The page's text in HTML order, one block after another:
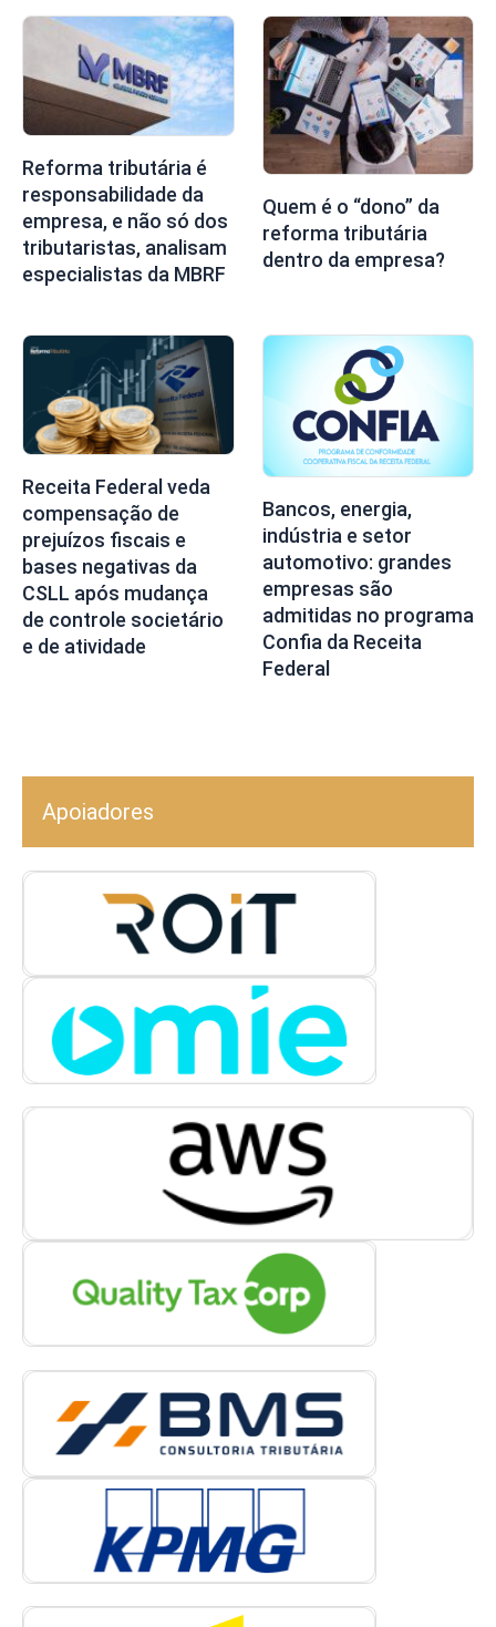
Reforma tributária é
responsabilidade da
empresa, e não só dos
tributaristas, analisam
especialistas da MBRF
Quem é o “dono” da
reforma tributária
dentro da empresa?
Receita Federal veda
compensação de
prejuízos fiscais e
bases negativas da
CSLL após mudança
de controle societário
e de atividade
Bancos, energia,
indústria e setor
automotivo: grandes
empresas são
admitidas no programa
Confia da Receita
Federal
Apoiadores